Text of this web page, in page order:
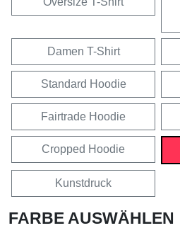
Damen T-Shirt
Standard Hoodie
Fairtrade Hoodie
Cropped Hoodie
Kunstdruck
FARBE AUSWÄHLEN